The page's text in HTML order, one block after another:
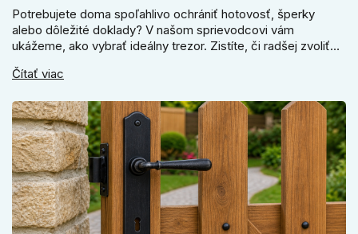
Potrebujete doma spoľahlivo ochrániť hotovosť, šperky
alebo dôležité doklady? V našom sprievodcovi vám
ukážeme, ako vybrať ideálny trezor. Zistíte, či radšej zvoliť
kľúčové jeho správne ukotvenie.
Čítať viac